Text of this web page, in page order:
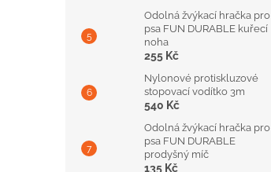
Odolná žvýkací hračka pro
psa FUN DURABLE kuřecí
noha
255 Kč
Nylonové protiskluzové
stopovací vodítko 3m
540 Kč
Odolná žvýkací hračka pro
psa FUN DURABLE
prodyšný míč
135 Kč